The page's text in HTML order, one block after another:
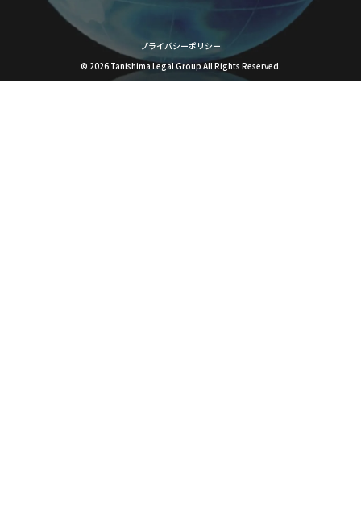
プライバシーポリシー
© 2026Tanishima Legal Group All Rights Reserved.